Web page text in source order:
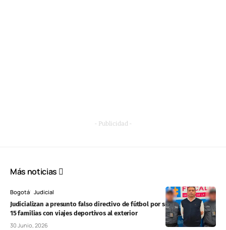
- Publicidad -
Más noticias
Bogotá Judicial
Judicializan a presunto falso directivo de fútbol por supuesta estafa a
15 familias con viajes deportivos al exterior
30 Junio, 2026